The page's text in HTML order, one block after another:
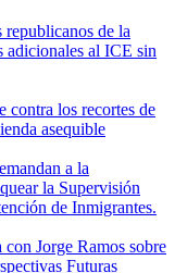
republicanos de la
adicionales al ICE sin
contra los recortes de
asequible
a la
la Supervisión
de Inmigrantes.
Jorge Ramos sobre
Futuras